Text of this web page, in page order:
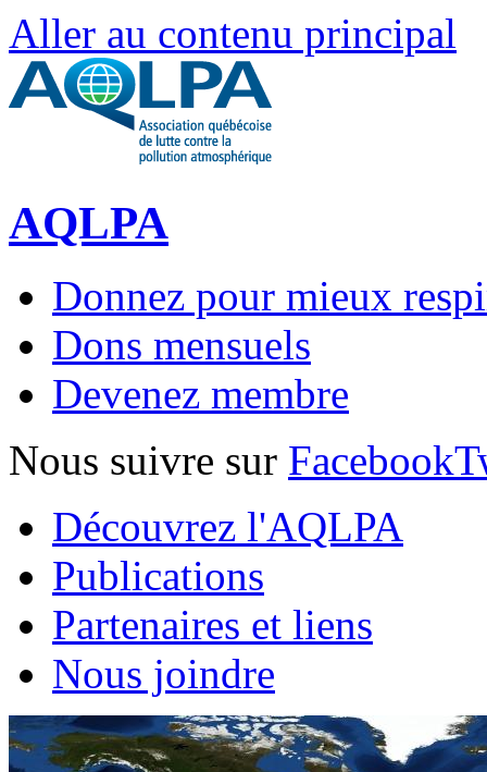
Aller au contenu principal
AQLPA
Donnez pour mieux
Dons mensuels
Devenez membre
Nous suivre sur Facebook
Découvrez l'AQLPA
Publications
Partenaires et liens
Nous joindre